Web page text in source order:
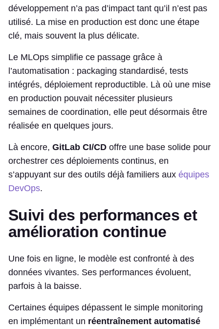
développement n’a pas d’impact tant qu’il n’est pas
utilisé. La mise en production est donc une étape
clé, mais souvent la plus délicate.
Le MLOps simplifie ce passage grâce à
l’automatisation : packaging standardisé, tests
intégrés, déploiement reproductible. Là où une mise
en production pouvait nécessiter plusieurs
semaines de coordination, elle peut désormais être
réalisée en quelques jours.
Là encore, GitLab CI/CD offre une base solide pour
orchestrer ces déploiements continus, en
s’appuyant sur des outils déjà familiers aux équipes
DevOps.
Suivi des performances et
amélioration continue
Une fois en ligne, le modèle est confronté à des
données vivantes. Ses performances évoluent,
parfois à la baisse.
Certaines équipes dépassent le simple monitoring
en implémentant un réentraînement automatisé